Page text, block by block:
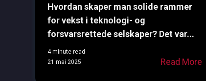
Hvordan skaper man solide rammer
for vekst i teknologi- og
forsvarsrettede selskaper? Det var...
4 minute read
21 mai 2025
Read More